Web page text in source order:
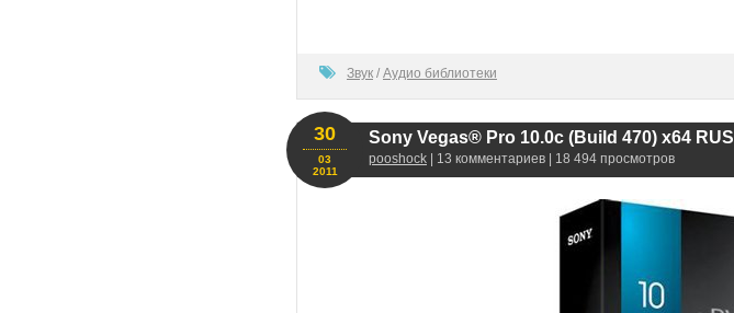
Звук / Аудио библиотеки
Sony Vegas® Pro 10.0c (Build 470) x64 RUS
pooshock | 13 комментариев | 18 494 просмотров
30
03
2011